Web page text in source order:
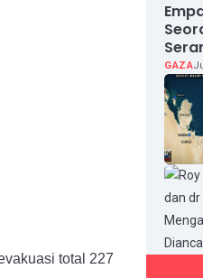
total 227
GAZA